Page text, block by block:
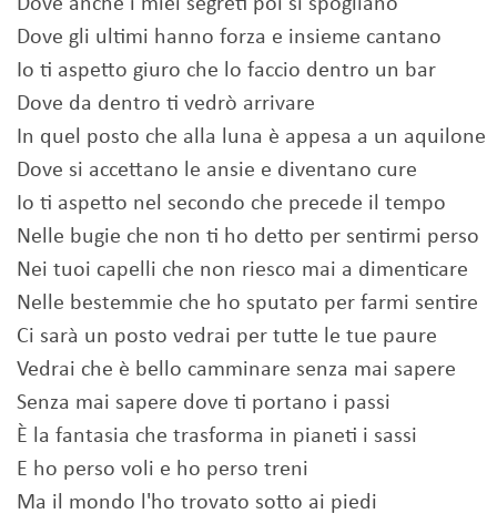
Dove anche i miei segreti poi si spogliano
Dove gli ultimi hanno forza e insieme cantano
Io ti aspetto giuro che lo faccio dentro un bar
Dove da dentro ti vedrò arrivare
In quel posto che alla luna è appesa a un aquilone
Dove si accettano le ansie e diventano cure
Io ti aspetto nel secondo che precede il tempo
Nelle bugie che non ti ho detto per sentirmi perso
Nei tuoi capelli che non riesco mai a dimenticare
Nelle bestemmie che ho sputato per farmi sentire
Ci sarà un posto vedrai per tutte le tue paure
Vedrai che è bello camminare senza mai sapere
Senza mai sapere dove ti portano i passi
È la fantasia che trasforma in pianeti i sassi
E ho perso voli e ho perso treni
Ma il mondo l'ho trovato sotto ai piedi